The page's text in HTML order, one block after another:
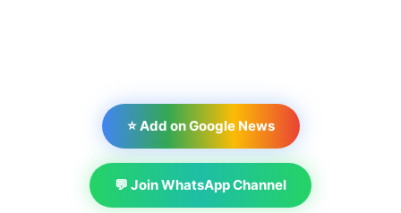
⭐ Add on Google News
💬 Join WhatsApp Channel